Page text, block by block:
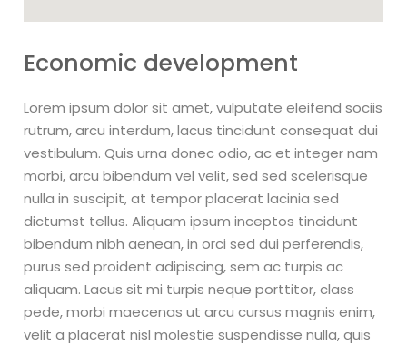
Economic development
Lorem ipsum dolor sit amet, vulputate eleifend sociis
rutrum, arcu interdum, lacus tincidunt consequat dui
vestibulum. Quis urna donec odio, ac et integer nam
morbi, arcu bibendum vel velit, sed sed scelerisque
nulla in suscipit, at tempor placerat lacinia sed
dictumst tellus. Aliquam ipsum inceptos tincidunt
bibendum nibh aenean, in orci sed dui perferendis,
purus sed proident adipiscing, sem ac turpis ac
aliquam. Lacus sit mi turpis neque porttitor, class
pede, morbi maecenas ut arcu cursus magnis enim,
velit a placerat nisl molestie suspendisse nulla, quis